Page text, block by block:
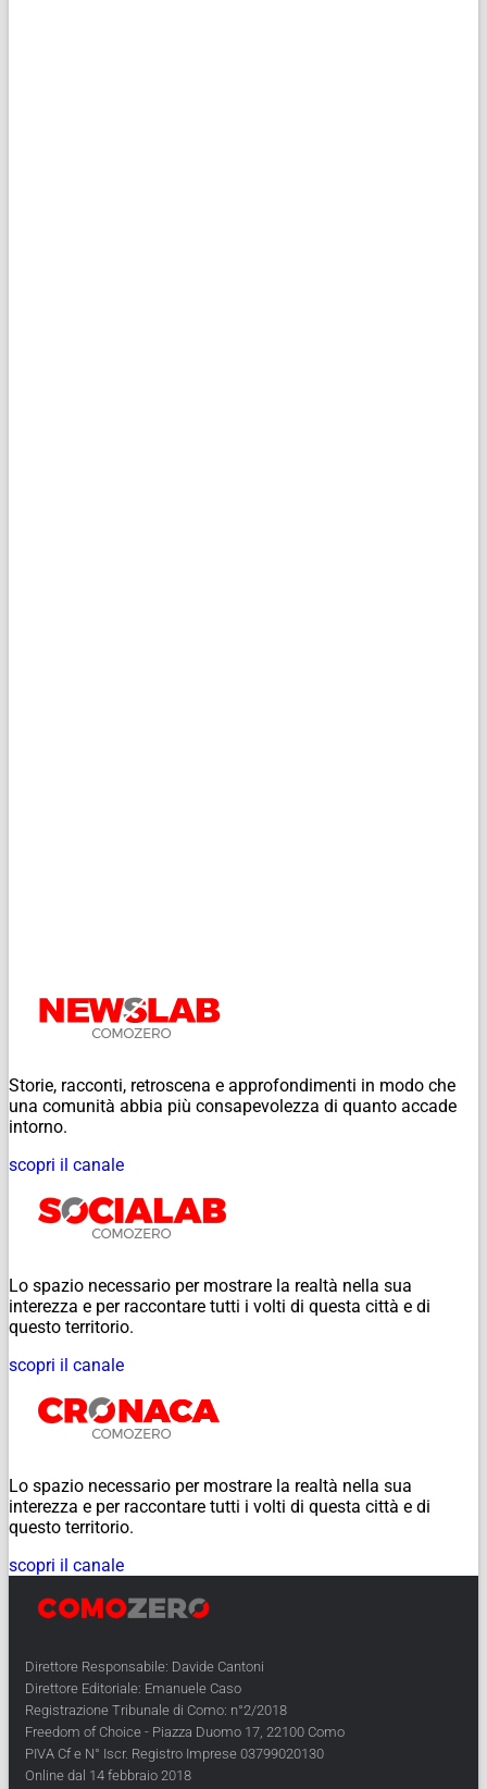
Storie, racconti, retroscena e approfondimenti in modo che
una comunità abbia più consapevolezza di quanto accade
intorno.
scopri il canale
Lo spazio necessario per mostrare la realtà nella sua
interezza e per raccontare tutti i volti di questa città e di
questo territorio.
scopri il canale
Lo spazio necessario per mostrare la realtà nella sua
interezza e per raccontare tutti i volti di questa città e di
questo territorio.
scopri il canale
Direttore Responsabile: Davide Cantoni
Direttore Editoriale: Emanuele Caso
Registrazione Tribunale di Como: n°2/2018
Freedom of Choice - Piazza Duomo 17, 22100 Como
PIVA Cf e N° Iscr. Registro Imprese 03799020130
Online dal 14 febbraio 2018